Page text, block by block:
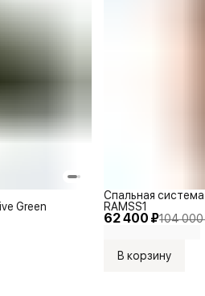
Green
62 400 ₽104
Спальная система
RAMSS1
В корзину